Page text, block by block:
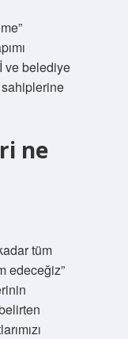
ve belediye
ne
tüm
edeceğiz”